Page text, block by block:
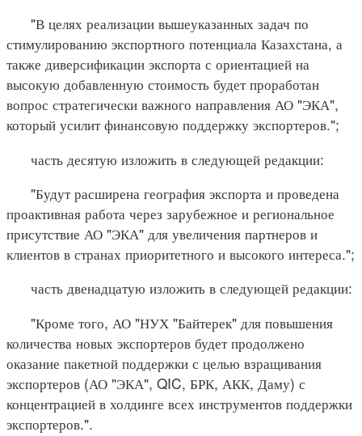
"В целях реализации вышеуказанных задач по
стимулированию экспортного потенциала Казахстана, а
также диверсификации экспорта с ориентацией на
высокую добавленную стоимость будет проработан
вопрос стратегически важного направления АО "ЭКА",
который усилит финансовую поддержку экспортеров.";
часть десятую изложить в следующей редакции:
"Будут расширена география экспорта и проведена
проактивная работа через зарубежное и региональное
присутствие АО "ЭКА" для увеличения партнеров и
клиентов в странах приоритетного и высокого интереса.";
часть двенадцатую изложить в следующей редакции:
"Кроме того, АО "НУХ "Байтерек" для повышения
количества новых экспортеров будет продолжено
оказание пакетной поддержки с целью взращивания
экспортеров (АО "ЭКА", QIC, БРК, АКК, Даму) с
концентрацией в холдинге всех инструментов поддержки
экспортеров.".